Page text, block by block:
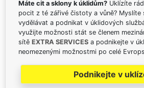
Máte cit a sklony k úklidům? Uklízíte
pocit z té zářivé čistoty a vůně? Myslíte
vydělávat a podnikat v úklidových
využijte možnosti stát se členem
sítě EXTRA SERVICES a podnikejte v
neomezenými možnostmi po celé
Podnikejte v